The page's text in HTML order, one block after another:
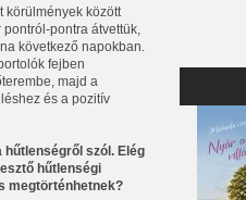
körülmények között
pontra átvettük,
következő napokban.
fejben
majd a
és a pozitív
szól. Elég
hűtlenségi
megtörténhetnek?